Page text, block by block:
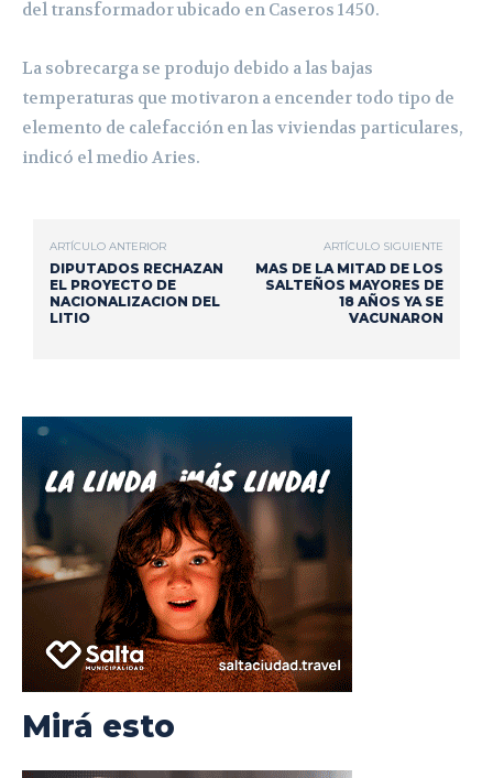
del transformador ubicado en Caseros 1450.
La sobrecarga se produjo debido a las bajas
temperaturas que motivaron a encender todo tipo de
elemento de calefacción en las viviendas particulares,
indicó el medio Aries.
ARTÍCULO ANTERIOR
DIPUTADOS RECHAZAN
EL PROYECTO DE
NACIONALIZACION DEL
LITIO
ARTÍCULO SIGUIENTE
MAS DE LA MITAD DE LOS
SALTEÑOS MAYORES DE
18 AÑOS YA SE
VACUNARON
Mirá esto